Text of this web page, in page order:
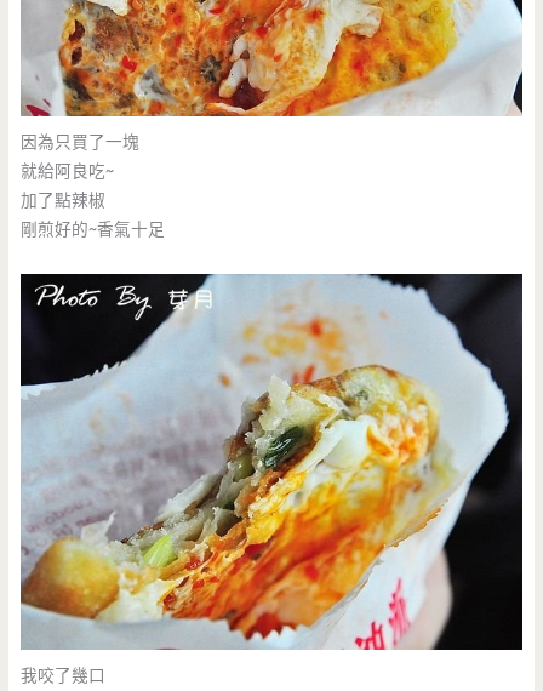
因為只買了一塊
就給阿良吃~
加了點辣椒
剛煎好的~香氣十足
我咬了幾口